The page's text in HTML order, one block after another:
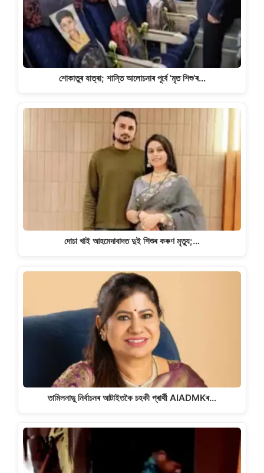
শোকাতুৰ যাত্ৰা; শান্তি আলোচনাৰ পূৰ্বে 'মৃত শিশু’ৰ…
দোচা খাই আহমেদাবাদত দুই শিশুৰ কৰুণ মৃত্যু;…
তামিলনাডু নিৰ্বাচনৰ আটাইতকৈ চহকী প্ৰাৰ্থী AIADMKৰ…